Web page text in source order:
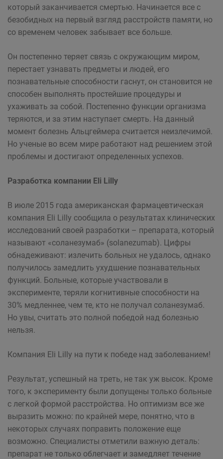
который заканчивается смертью. Начинается все с
безобидных на первый взгляд расстройств памяти, но
со временем человек забывает все больше.
Он постепенно теряет связь с окружающим миром,
перестает узнавать предметы и людей, его
познавательные способности гаснут, он становится не
способен выполнять простейшие процедуры и
ухаживать за собой. Постепенно функции организма
теряются, и за этим наступает смерть. На данный
момент болезнь Альцгеймера считается неизлечимой.
Но ученые во всем мире работают над решением этой
проблемы и достигают определенных успехов.
Разработка компании Eli Lilly
В июле 2015 года американская фармацевтическая
компания Eli Lilly сообщила о результатах клинических
исследований своей разработки – препарата, который
называют «соланезумаб» (solanezumab). Цифры
обнадеживают: излечить больных не удалось, однако
получилось замедлить ухудшение познавательных
функций. Больные, которые участвовали в
эксперименте, теряли когнитивные способности на
30% медленнее, чем те, кто не получал соланезумаб.
Но увы, считать это полной победой над болезнью
нельзя.
Компания Eli Lilly на пути к победе над заболеванием!
Результат, успешный на треть, не так уж высок. Кроме
того, к эксперименту были допущены только больные
с легкой формой расстройства. Но оптимизм все же
выразить можно: по крайней мере, понятно, что в
некоторых случаях поправить положение еще
возможно. Специалисты отметили важную деталь:
препарат не только облегчает и замедляет течение